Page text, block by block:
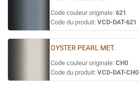
Code couleur originale: 621
Code du produit: VCD-DAT-621
OYSTER PEARL MET.
Code couleur originale: CH0
Code du produit: VCD-DAT-CH0